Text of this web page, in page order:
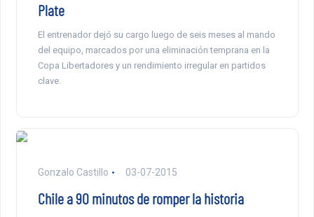
Plate
El entrenador dejó su cargo luego de seis meses al mando
del equipo, marcados por una eliminación temprana en la
Copa Libertadores y un rendimiento irregular en partidos
clave.
Gonzalo Castillo 03-07-2015
Chile a 90 minutos de romper la historia